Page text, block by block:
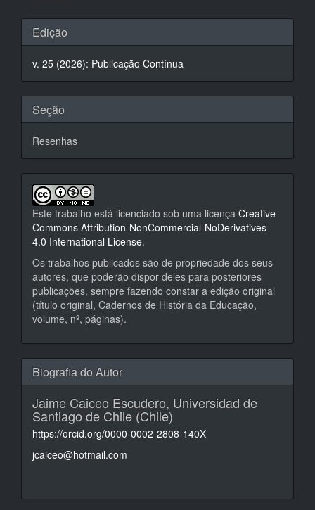
Detalhes
do
artigo
Edição
v. 25 (2026): Publicação Contínua
Seção
Resenhas
Este trabalho está licenciado sob uma licença Creative
Commons Attribution-NonCommercial-NoDerivatives
4.0 International License.
Os trabalhos publicados são de propriedade dos seus
autores, que poderão dispor deles para posteriores
publicações, sempre fazendo constar a edição original
(título original, Cadernos de História da Educação,
volume, nº, páginas).
Biografia do Autor
Jaime Caiceo Escudero, Universidad de
Santiago de Chile (Chile)
https://orcid.org/0000-0002-2808-140X
jcaiceo@hotmail.com